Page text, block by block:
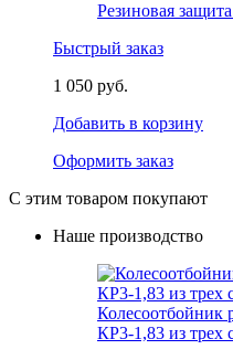
Резиновая
Быстрый заказ
1 050 руб.
Добавить в корзину
Оформить заказ
С этим товаром покупают
Наше производство
Колесоотбойник
КР3-1,83 из трех